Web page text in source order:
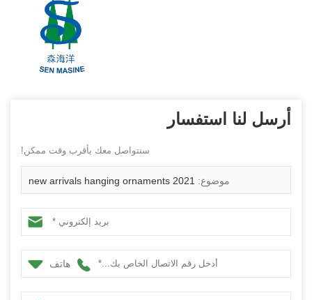
أرسل لنا استفسار
سنتواصل معك بأقرب وقت ممكن!
موضوع: 2021 new arrivals hanging ornaments
decoration 18inch christmas candy special balls
هاتف